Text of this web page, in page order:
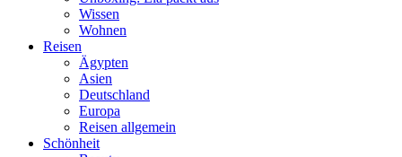
Wissen
Wohnen
Reisen
Ägypten
Asien
Deutschland
Europa
Reisen allgemein
Schönheit